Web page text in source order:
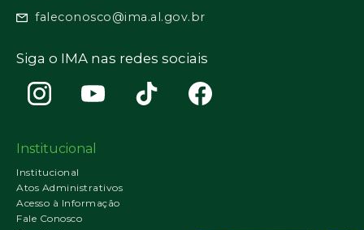
faleconosco@ima.al.gov.br
Siga o IMA nas redes sociais
Institucional
Institucional
Atos Administrativos
Acesso à Informação
Fale Conosco